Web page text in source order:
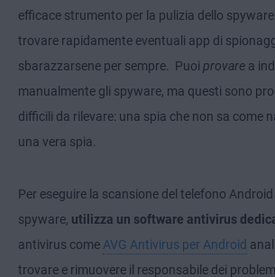
efficace strumento per la pulizia dello
trovare rapidamente eventuali app di
sbarazzarsene per sempre. Puoi provare a
manualmente gli spyware, ma questi sono
difficili da rilevare: una spia che non sa come
una vera spia.
Per eseguire la scansione del telefono
spyware, utilizza un software antivirus
antivirus comeAVG Antivirus per Android
trovare e rimuovere il responsabile dei